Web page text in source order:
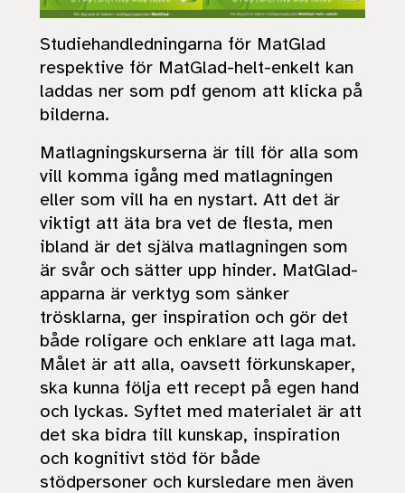
Studiehandledningarna för MatGlad
respektive för MatGlad-helt-enkelt kan
laddas ner som pdf genom att klicka på
bilderna.
Matlagningskurserna är till för alla som
vill komma igång med matlagningen
eller som vill ha en nystart. Att det är
viktigt att äta bra vet de flesta, men
ibland är det själva matlagningen som
är svår och sätter upp hinder. MatGlad-
apparna är verktyg som sänker
trösklarna, ger inspiration och gör det
både roligare och enklare att laga mat.
Målet är att alla, oavsett förkunskaper,
ska kunna följa ett recept på egen hand
och lyckas. Syftet med materialet är att
det ska bidra till kunskap, inspiration
och kognitivt stöd för både
stödpersoner och kursledare men även